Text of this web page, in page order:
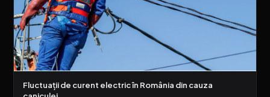
Fluctuații de curent electric în România din cauza